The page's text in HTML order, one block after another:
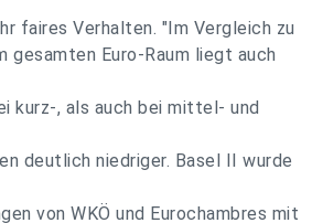
faires Verhalten. "Im Vergleich zu
gesamten Euro-Raum liegt auch
kurz-, als auch bei mittel- und
deutlich niedriger. Basel II wurde
von WKÖ und Eurochambres mit